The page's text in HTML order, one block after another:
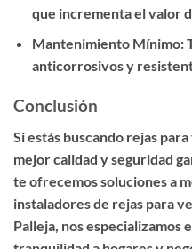
que incrementa el valor
Mantenimiento Mínimo:
anticorrosivos y
Conclusión
Si estás buscando rejas
mejor calidad y seguridad
te ofrecemos soluciones a
instaladores de rejas para
Palleja , nos